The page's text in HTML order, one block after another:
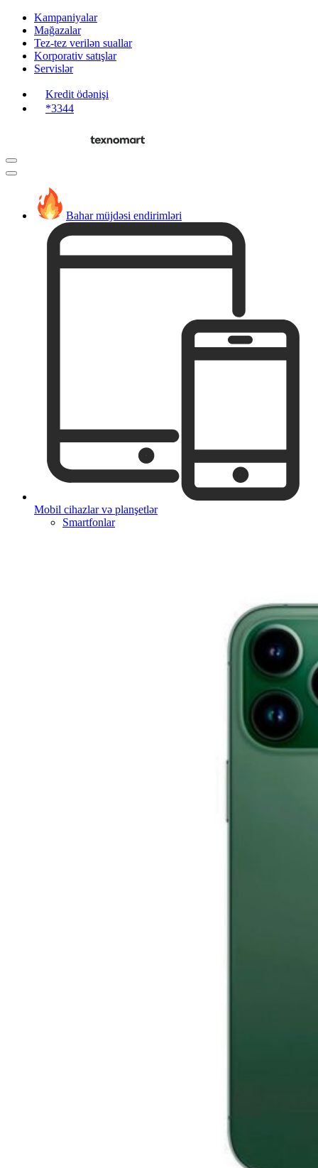
Kampaniyalar
Mağazalar
Tez-tez verilən suallar
Korporativ satışlar
Servislər
Kredit ödənişi
*3344
Bahar müjdəsi endirimləri
Mobil cihazlar və planşetlər
Smartfonlar